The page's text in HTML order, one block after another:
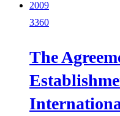
2009
3360
The